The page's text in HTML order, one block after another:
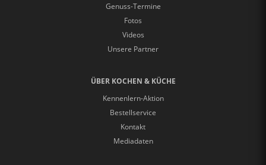
Genuss-Termine
Fotos
Videos
Unsere Partner
ÜBER KOCHEN & KÜCHE
Kennenlern-Aktion
Bestellservice
Kontakt
Mediadaten